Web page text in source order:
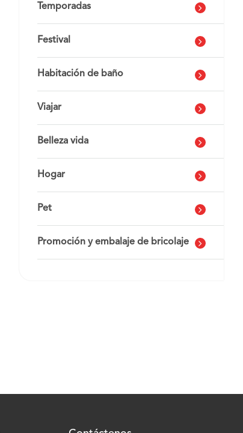
Temporadas
Festival
Habitación de baño
Viajar
Belleza vida
Hogar
Pet
Promoción y embalaje de bricolaje